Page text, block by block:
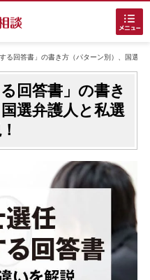
する回答書」の書き方（パターン別）、国選
回答書」の書き
選弁護人と私選